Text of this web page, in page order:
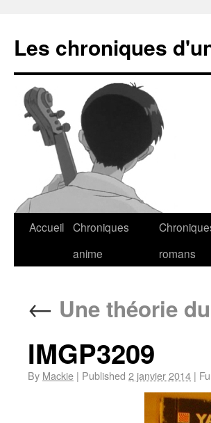
Les chroniques
Accueil Chroniques
anime
romans
← Une théorie
IMGP3209
By Mackie | Published 2 janvier 2014 |